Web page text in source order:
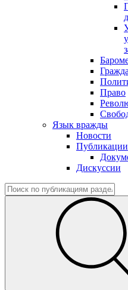
Право
Язык вражды
Новости
Публикации
Дискуссии